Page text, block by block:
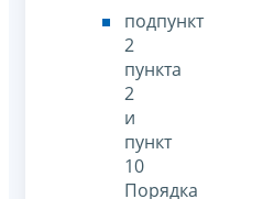
подпункт
2
пункта
2
и
пункт
10
Порядка